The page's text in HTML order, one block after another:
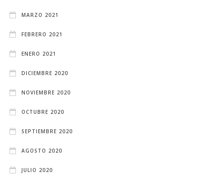
MARZO 2021
FEBRERO 2021
ENERO 2021
DICIEMBRE 2020
NOVIEMBRE 2020
OCTUBRE 2020
SEPTIEMBRE 2020
AGOSTO 2020
JULIO 2020